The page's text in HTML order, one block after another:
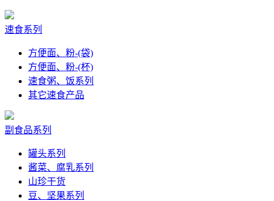
速食系列
方便面、粉-(袋)
方便面、粉-(杯)
速食粥、饭系列
其它速食产品
副食品系列
罐头系列
酱菜、腐乳系列
山珍干货
豆、坚果系列